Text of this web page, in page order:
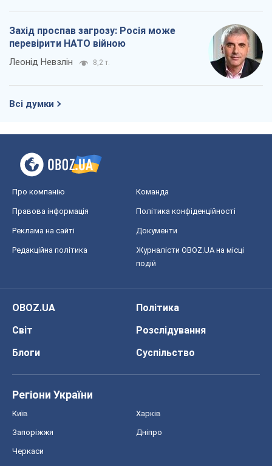
Захід проспав загрозу: Росія може
перевірити НАТО війною
Леонід Невзлін 8,2 т.
Всі думки
Про компанію Команда
Правова інформація Політика конфіденційності
Реклама на сайті Документи
Редакційна політика
Журналісти OBOZ.UA на місці
подій
OBOZ.UA
Політика
Світ
Розслідування
Блоги
Суспільство
Регіони України
Київ Харків
Запоріжжя Дніпро
Черкаси